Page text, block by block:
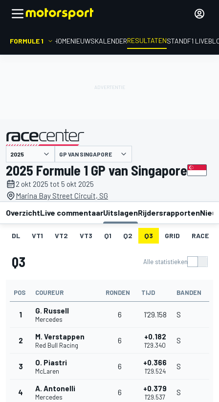
FORMULE 1 HOMENIEUWSKALENDERRESULTATENSTANDF1
gepresenteerd door GP VAN SINGAPORE
2025 Formule 1 GP van Singapore
2 okt 2025 tot 5 okt 2025
Marina Bay Street Circuit, SG
OverzichtLive commentaarUitslagenRijdersrapporten
DL VT1 VT2 VT3 Q1 Q2 Q3 GRID RACE
Q3 Alle statistieken
POS COUREUR RONDEN TIJD BANDEN
1 G. Russell
Mercedes
6 1'29.158 S
2 M. Verstappen
Red Bull Racing
6 +0.182
1'29.340
S
3 O. Piastri
McLaren
6 +0.366
1'29.524
S
4 A. Antonelli
Mercedes
6 +0.379
1'29.537
S